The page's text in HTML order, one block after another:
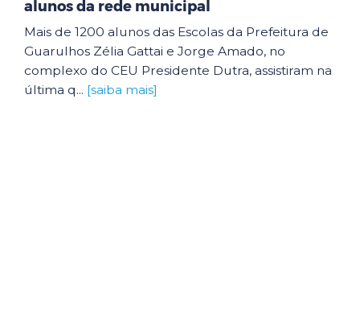
alunos da rede municipal
Mais de 1200 alunos das Escolas da Prefeitura de
Guarulhos Zélia Gattai e Jorge Amado, no
complexo do CEU Presidente Dutra, assistiram na
última q... [saiba mais]